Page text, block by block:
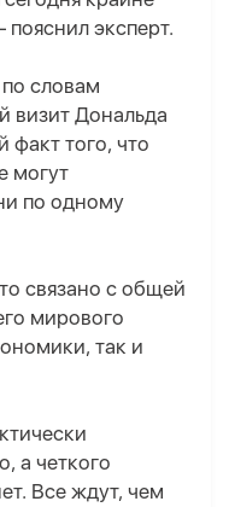
эксперт.
словам
визит Дональда
факт того, что
могут
по одному
связано с общей
мирового
так и
а четкого
Все ждут, чем